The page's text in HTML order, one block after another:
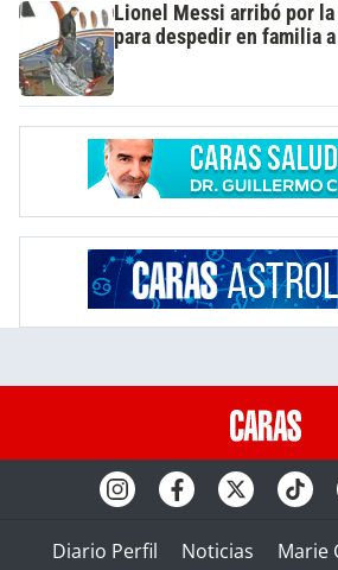
Lionel Messi arribó por
para despedir en familia
Diario Perfil Noticias Marie